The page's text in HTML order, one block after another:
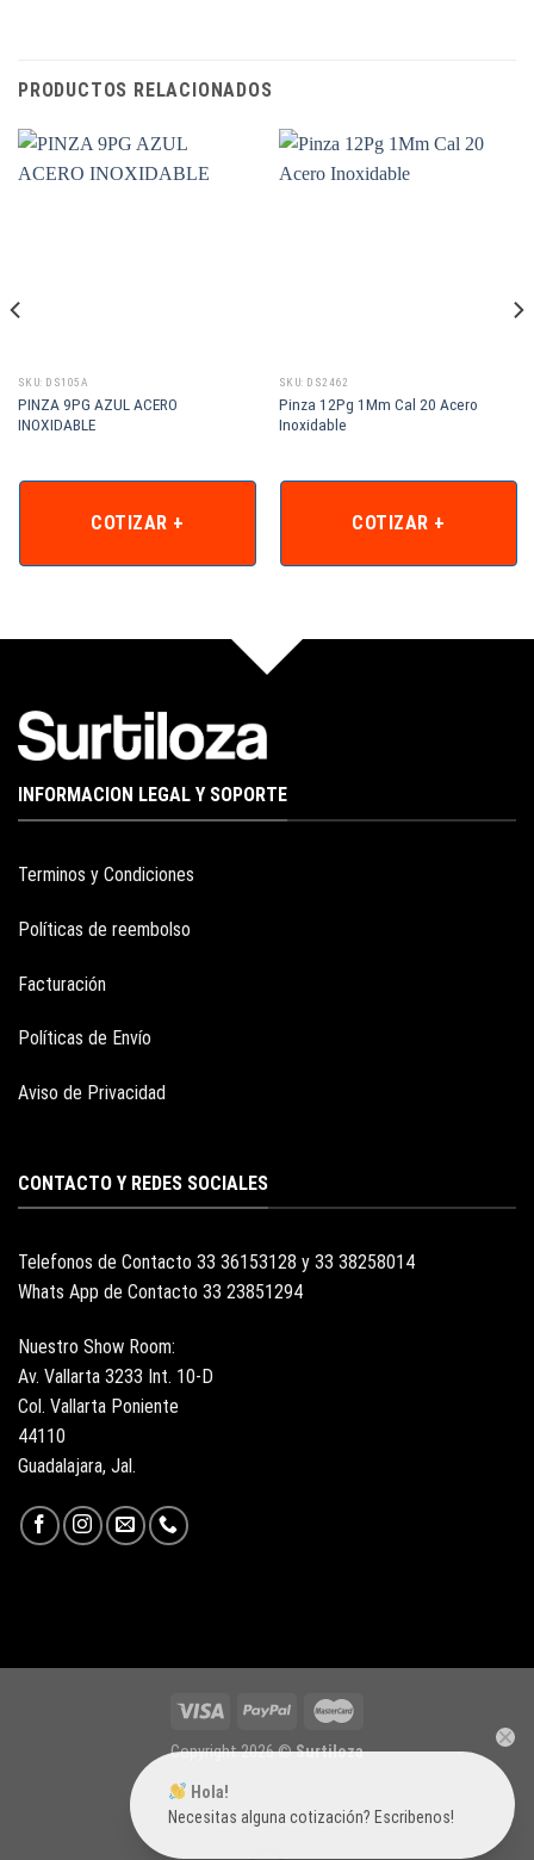
PRODUCTOS RELACIONADOS
SKU: DS105A
PINZA 9PG AZUL ACERO
INOXIDABLE
COTIZAR +
SKU: DS2462
Pinza 12Pg 1Mm Cal 20 Acero
Inoxidable
COTIZAR +
INFORMACION LEGAL Y SOPORTE
Terminos y Condiciones
Políticas de reembolso
Facturación
Políticas de Envío
Aviso de Privacidad
CONTACTO Y REDES SOCIALES
Telefonos de Contacto 33 36153128 y 33 38258014
Whats App de Contacto 33 23851294
Nuestro Show Room:
Av. Vallarta 3233 Int. 10-D
Col. Vallarta Poniente
44110
Guadalajara, Jal.
Copyright 2026 ©Surtiloza
Hola!
Necesitas alguna cotización? Escribenos!